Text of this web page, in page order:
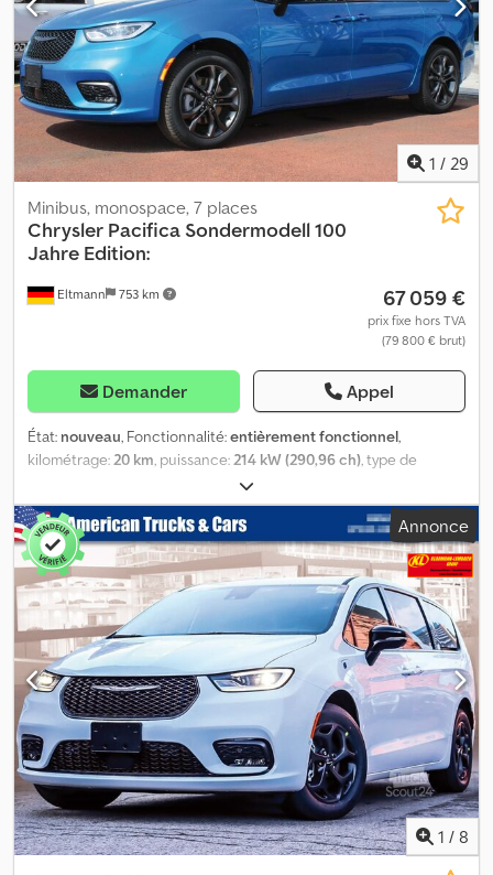
1 / 29
Eltmann 753 km
Minibus, monospace, 7 places
Chrysler Pacifica Sondermodell 100
Jahre Edition:
67 059 €
prix fixe hors TVA
(79 800 € brut)
Demander Appel
État: nouveau, Fonctionnalité:entièrement fonctionnel,
kilométrage:20 km, puissance:214 kW (290,96 ch), type de
, type d'engrenage:
configuration d'essieux:4x4, consommation de carburant
(urbaine):13,4 l/100km, consommation de carburant (extra-
urbain):8,4 l/100km, consommation de carburant (mixte):11,7
l/100km, Émissions de CO₂:218 g/km, classe d'émission:Euro 6,
efficacité énergétique: G, couleur:bleu, nombre de sièges:7,
Année de construction:2026 , Équipement:
ABS, airbag,
capteurs de stationnement, chauffage de siège, climatisation,
contrôle de traction, direction assistée, ordinateur de bord,
phares antibrouillard, pneus été, porte coulissante, programme
électronique de stabilité (ESP), régulateur de vitesse, système
d'antidémarrage, système de navigation, transmission
intégrale, verrouillage centralisé, Chrysler Pacifica 2026, édition
spéciale V6, 3,6 l, Multi VAN Edition spéciale 100 ans : Importation
des USA Inclus : - Dédouanement - Homologation - Navigation UE
- Garantie 2 ans Catégorie de véhicule : Véhicule neuf
Carrosserie : Van familial, 7 places Kilométrage : 20 km Puissance :
Annonce
1 / 8